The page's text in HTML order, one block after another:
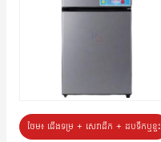
ថែម៖ ជេីងទម្រ + សេវាដឹក + ដបទឹកឬខ្ទះ